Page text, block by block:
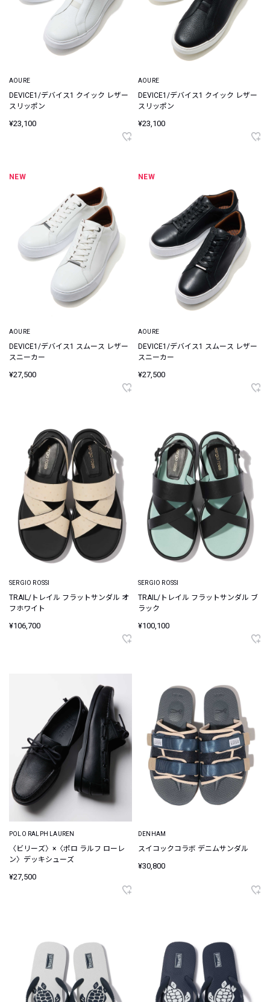
AOURE
DEVICE1/デバイス1 クイック レザー
スリッポン
¥23,100
AOURE
DEVICE1/デバイス1 クイック レザー
スリッポン
¥23,100
NEW
AOURE
DEVICE1/デバイス1 スムース レザー
スニーカー
¥27,500
NEW
AOURE
DEVICE1/デバイス1 スムース レザー
スニーカー
¥27,500
SERGIO ROSSI
TRAIL/トレイル フラットサンダル オ
フホワイト
¥106,700
SERGIO ROSSI
TRAIL/トレイル フラットサンダル ブ
ラック
¥100,100
POLO RALPH LAUREN
〈ビリーズ〉×〈ポロ ラルフ ローレ
ン〉デッキシューズ
¥27,500
DENHAM
スイコックコラボ デニムサンダル
¥30,800